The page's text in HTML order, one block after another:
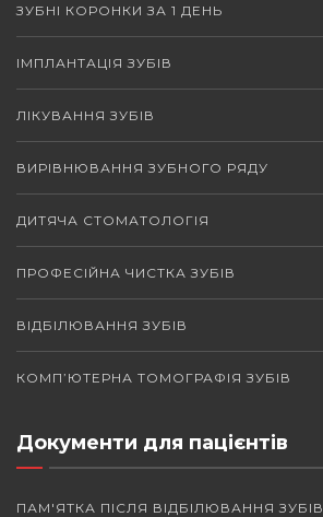
ЗУБНІ КОРОНКИ ЗА 1 ДЕНЬ
ІМПЛАНТАЦІЯ ЗУБІВ
ЛІКУВАННЯ ЗУБІВ
ВИРІВНЮВАННЯ ЗУБНОГО РЯДУ
ДИТЯЧА СТОМАТОЛОГІЯ
ПРОФЕСІЙНА ЧИСТКА ЗУБІВ
ВІДБІЛЮВАННЯ ЗУБІВ
КОМП’ЮТЕРНА ТОМОГРАФІЯ ЗУБІВ
Документи для пацієнтів
ПАМ'ЯТКА ПІСЛЯ ВІДБІЛЮВАННЯ ЗУБІВ